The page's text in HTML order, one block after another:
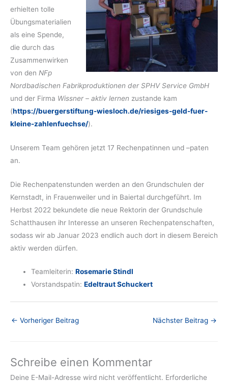
erhielten tolle
Übungsmaterialien
als eine Spende,
die durch das
Zusammenwirken
von den NFp
Nordbadischen Fabrikproduktionen der SPHV Service GmbH
und der Firma Wissner – aktiv lernen zustande kam
(https://buergerstiftung-wiesloch.de/riesiges-geld-fuer-
kleine-zahlenfuechse/).
Unserem Team gehören jetzt 17 Rechenpatinnen und –paten
an.
Die Rechenpatenstunden werden an den Grundschulen der
Kernstadt, in Frauenweiler und in Baiertal durchgeführt. Im
Herbst 2022 bekundete die neue Rektorin der Grundschule
Schatthausen ihr Interesse an unseren Rechenpatenschaften,
sodass wir ab Januar 2023 endlich auch dort in diesem Bereich
aktiv werden dürfen.
Teamleiterin:Rosemarie Stindl
Vorstandspatin:Edeltraut Schuckert
← Vorheriger Beitrag Nächster Beitrag →
Schreibe einen Kommentar
Deine E-Mail-Adresse wird nicht veröffentlicht. Erforderliche